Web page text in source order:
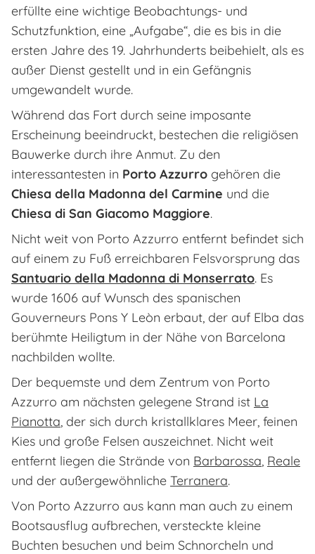
erfüllte eine wichtige Beobachtungs- und
Schutzfunktion, eine „Aufgabe“, die es bis in die
ersten Jahre des 19. Jahrhunderts beibehielt, als es
außer Dienst gestellt und in ein Gefängnis
umgewandelt wurde.
Während das Fort durch seine imposante
Erscheinung beeindruckt, bestechen die religiösen
Bauwerke durch ihre Anmut. Zu den
interessantesten in Porto Azzurro gehören die
Chiesa della Madonna del Carmine und die
Chiesa di San Giacomo Maggiore.
Nicht weit von Porto Azzurro entfernt befindet sich
auf einem zu Fuß erreichbaren Felsvorsprung das
Santuario della Madonna di Monserrato. Es
wurde 1606 auf Wunsch des spanischen
Gouverneurs Pons Y Leòn erbaut, der auf Elba das
berühmte Heiligtum in der Nähe von Barcelona
nachbilden wollte.
Der bequemste und dem Zentrum von Porto
Azzurro am nächsten gelegene Strand ist La
Pianotta , der sich durch kristallklares Meer, feinen
Kies und große Felsen auszeichnet. Nicht weit
entfernt liegen die Strände von Barbarossa Reale
und der außergewöhnliche Terranera.
Von Porto Azzurro aus kann man auch zu einem
Bootsausflug aufbrechen, versteckte kleine
Buchten besuchen und beim Schnorcheln und